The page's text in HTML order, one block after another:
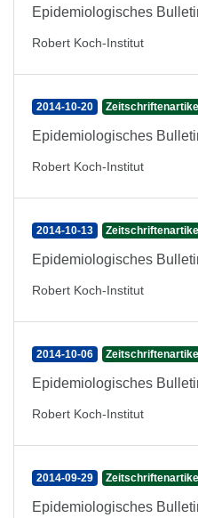
Epidemiologisches
Robert Koch-Institut
2014-10-20 Zeitschriftenartikel
Epidemiologisches
Robert Koch-Institut
2014-10-13 Zeitschriftenartikel
Epidemiologisches
Robert Koch-Institut
2014-10-06 Zeitschriftenartikel
Epidemiologisches
Robert Koch-Institut
2014-09-29 Zeitschriftenartikel
Epidemiologisches